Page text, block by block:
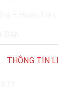
THÔNG TIN